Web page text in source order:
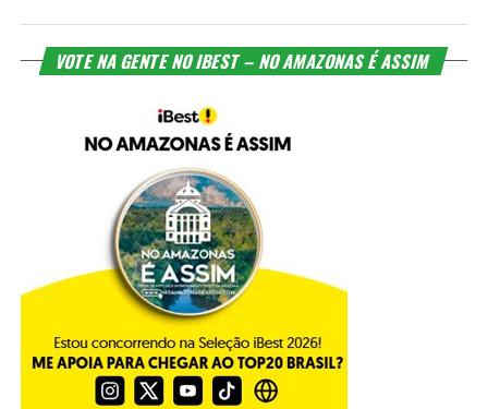
VOTE NA GENTE NO IBEST – NO AMAZONAS É ASSIM